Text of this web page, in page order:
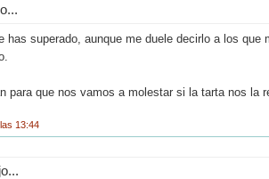
has superado, aunque me duele decirlo a los que
para que nos vamos a molestar si la tarta nos la
13:44